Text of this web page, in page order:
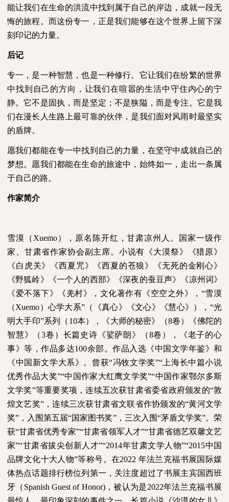
能让我们在生命的洪流中找到属于自己的岸边，成就一段无
悔的旅程。而这份专一，正是我们能够在这个世界上留下深
刻印记的力量。
后记
专一，是一种智慧，也是一种修行。它让我们在纷繁的世界
中找到自己的方向，让我们在喧嚣的生活中守住内心的宁
静。它不是固执，而是坚定；不是狭隘，而是专注。它是我
们在漫长人生路上最可靠的伙伴，是我们面对风雨时最坚实
的盾牌。
愿我们都能在专一中找到自己的力量，在坚守中成就自己的
梦想。愿我们都能在生命的旅途中，始终如一，走出一条属
于自己的路。
作家简介
雪漠（ Xuemo），原名陈开红，甘肃凉州人。国家一级作
家、甘肃省作家协会副主席。小说有《大漠祭》《猎原》
《白虎关》《西夏咒》《西夏的苍狼》《无死的金刚心》
《野狐岭》《一个人的西部》《深夜的蚕豆声》《凉州词》
《爱不落下》《羌村》，文化著作有《空空之外》，“雪漠
（Xuemo）心学大系”（《真心》《文心》《慧心》），“光
明大手印”系列（ 10本），《大师的秘密》（8卷）《佛陀的
智慧》（3卷）长篇史诗《娑萨朗》（8卷），《老子的心
事》等，作品多达100余部。作品入选《中国文学年鉴》和
《中国新文学大系》。曾获“冯牧文学奖”“上海长中篇小说
优秀作品大奖”“中国作家大红鹰文学奖”“中国作家鄂尔多斯
文学奖”等重要奖项，连续五次获甘肃省委省政府颁发的“敦
煌文艺奖”，连续三次获甘肃省文联省作协颁发的“黄河文学
奖”，入围第五届“国家图书奖”，三次入围“茅盾文学奖”。荣
获“甘肃省优秀专家”“甘肃省领军人才”“甘肃省德艺双馨文艺
家”“甘肃省拔尖创新人才”“2014年甘肃文学人物”“2015中国
品牌文化十大人物”等称号。在2022 年法兰克福书展国际媒
体热点话题排行榜位列第一，关注度超过了书展主宾国西班
牙（ Spanish Guest of Honor)，被认为是2022年法兰克福书展